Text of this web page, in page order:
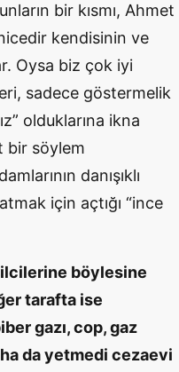
bir kısmı, Ahmet
kendisinin ve
Oysa biz çok iyi
sadece göstermelik
olduklarına ikna
bir söylem
danışıklı
için açtığı “ince
böylesine
tarafta ise
gazı, cop, gaz
da yetmedi cezaevi